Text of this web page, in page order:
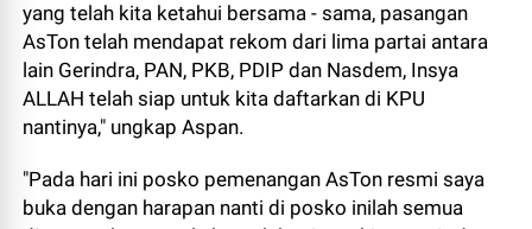
yang telah kita ketahui bersama - sama, pasangan
AsTon telah mendapat rekom dari lima partai antara
lain Gerindra, PAN, PKB, PDIP dan Nasdem, Insya
ALLAH telah siap untuk kita daftarkan di KPU
nantinya," ungkap Aspan.
"Pada hari ini posko pemenangan AsTon resmi saya
buka dengan harapan nanti di posko inilah semua